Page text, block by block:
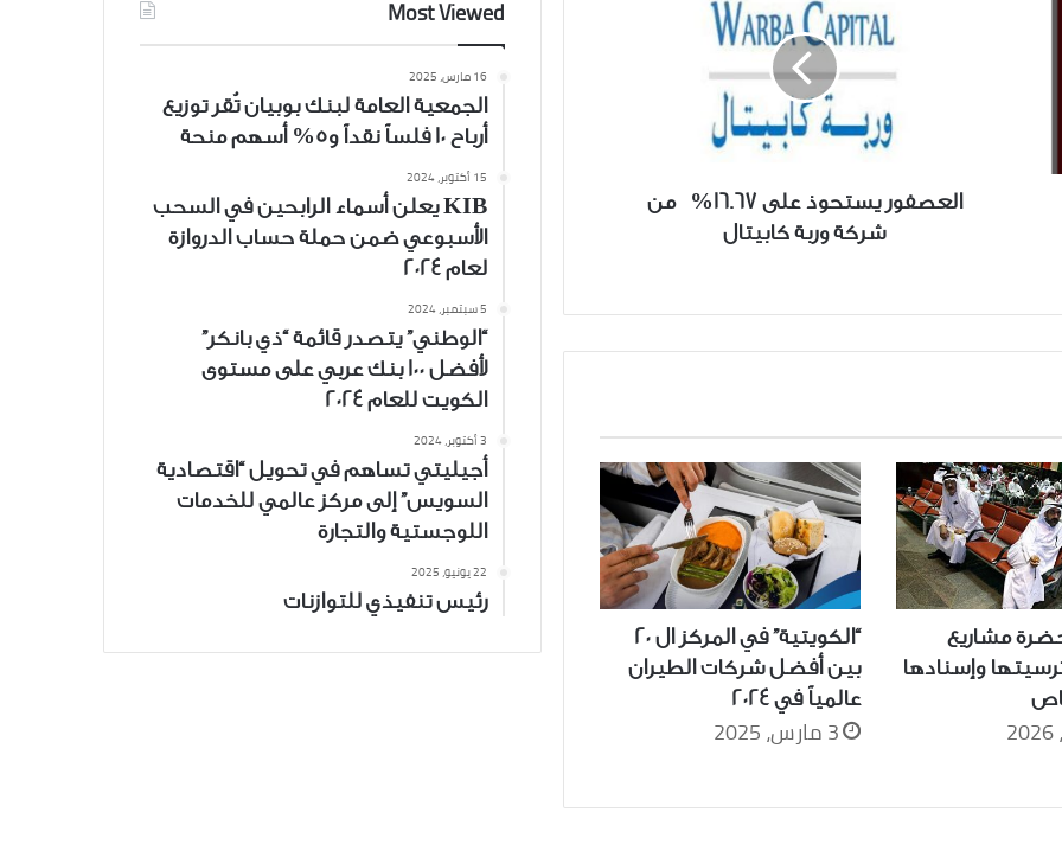
العصفور يستحوذ على 16.67% من
شركة وربة كابيتال
مشاريع
وإسنادها
“الكويتية” في المركز ال 20
بين أفضل شركات الطيران
عالمياً في 2024
3 مارس، 2025
Most Viewed
16 مارس، 2025
الجمعية العامة لبنك بوبيان تُقر توزيع
أرباح 10 فلساً نقداً و5% أسهم منحة
15 أكتوبر، 2024
KIB يعلن أسماء الرابحين في السحب
الأسبوعي ضمن حملة حساب الدروازة
لعام 2024
5 سبتمبر، 2024
“الوطني” يتصدر قائمة “ذي بانكر”
لأفضل 100 بنك عربي على مستوى
الكويت للعام 2024
3 أكتوبر، 2024
أجيليتي تساهم في تحويل “اقتصادية
السويس” إلى مركز عالمي للخدمات
اللوجستية والتجارة
22 يونيو، 2025
رئيس تنفيذي للتوازنات